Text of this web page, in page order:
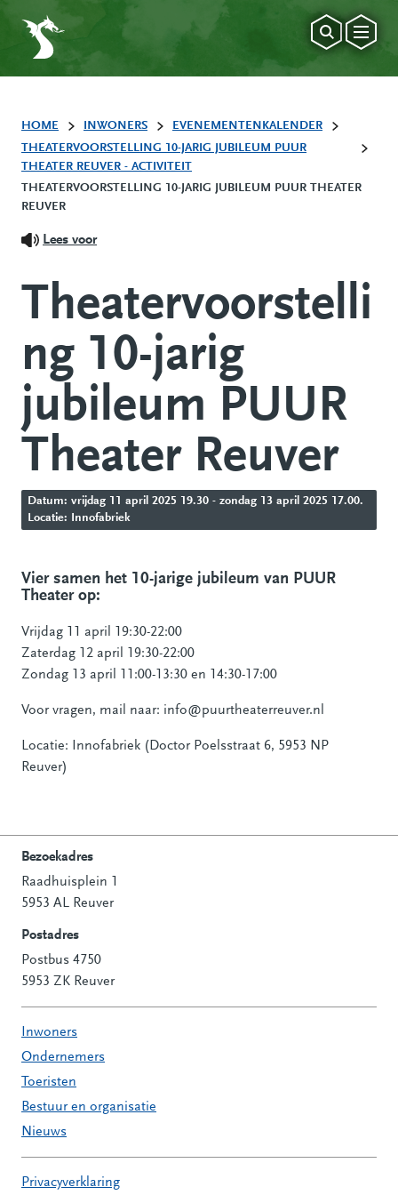
HOME INWONERS
EVENEMENTENKALENDER
THEATERVOORSTELLING 10-JARIG JUBILEUM PUUR
THEATER REUVER - ACTIVITEIT
THEATERVOORSTELLING 10-JARIG JUBILEUM PUUR THEATER
REUVER
Lees voor
Theatervoorstelli
ng 10-jarig
jubileum PUUR
Theater Reuver
Datum: vrijdag 11 april 2025 19.30 - zondag 13 april 2025 17.00.
Locatie: Innofabriek
Vier samen het 10-jarige jubileum van PUUR
Theater op:
Vrijdag 11 april 19:30-22:00
Zaterdag 12 april 19:30-22:00
Zondag 13 april 11:00-13:30 en 14:30-17:00
Voor vragen, mail naar: info@puurtheaterreuver.nl
Locatie: Innofabriek (Doctor Poelsstraat 6, 5953 NP
Reuver)
Contactinformatie
Bezoekadres
Raadhuisplein 1
5953 AL Reuver
Postadres
Postbus 4750
5953 ZK Reuver
Inwoners
Ondernemers
Toeristen
Bestuur en organisatie
Nieuws
Privacyverklaring